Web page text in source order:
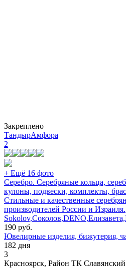
Закреплено
ТандырАмфора
2
+ Ещё 16 фото
Серебро. Серебряные кольца,
кулоны, подвески, комплекты,
Стильные и качественные
производителей России и Израиля.
190 руб.
Ювелирные изделия, бижутерия,
182 дня
3
Красноярск, Район ТК Славянский